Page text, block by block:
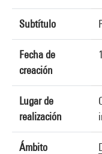
Subtítulo
Fecha de
creación
Lugar de
realización
Ámbito